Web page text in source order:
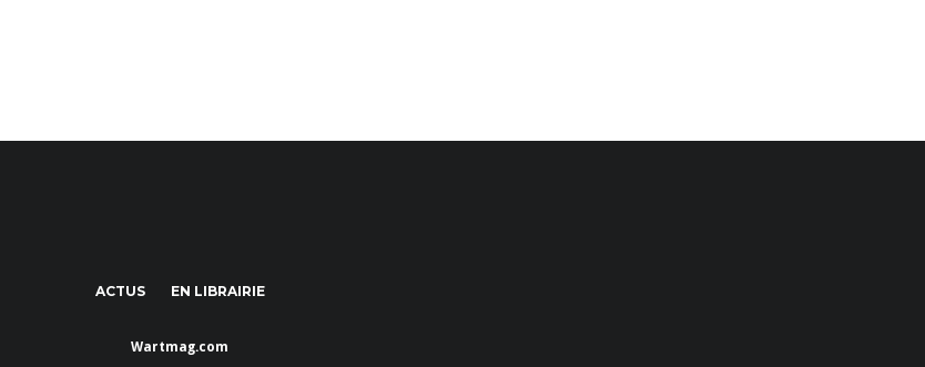
ACTUS EN LIBRAIRIE
Wartmag.com